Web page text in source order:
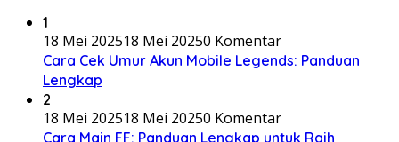
1
18 Mei 202518 Mei 20250 Komentar
Cara Cek Umur Akun Mobile Legends: Panduan
Lengkap
2
18 Mei 202518 Mei 20250 Komentar
Cara Main FF: Panduan Lengkap untuk Raih